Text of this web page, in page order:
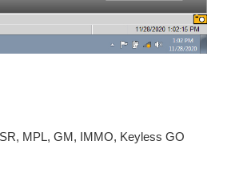
MPL, GM, IMMO, Keyless GO